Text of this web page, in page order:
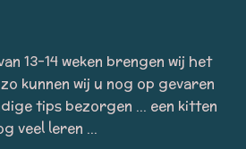
13-14 weken brengen wij het
kunnen wij u nog op gevaren
tips bezorgen ... een kitten
veel leren ...